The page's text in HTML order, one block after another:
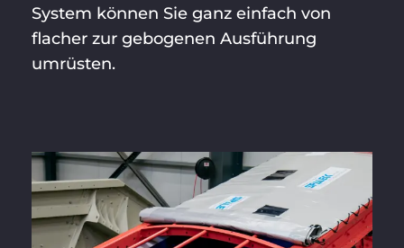
System können Sie ganz einfach von
flacher zur gebogenen Ausführung
umrüsten.